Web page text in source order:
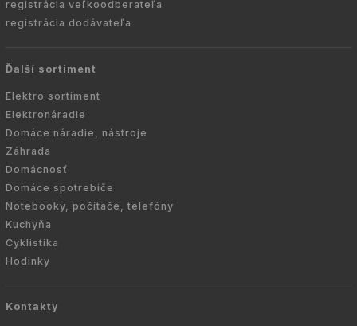
registrácia veľkoodberateľa
registrácia dodávateľa
Ďalší sortiment
Elektro sortiment
Elektronáradie
Domáce náradie, nástroje
Záhrada
Domácnosť
Domáce spotrebiče
Notebooky, počítače, telefóny
Kuchyňa
Cyklistika
Hodinky
Kontakty